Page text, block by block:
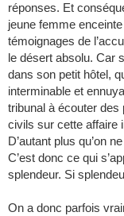
réponses. Et
jeune femme
témoignages de
le désert absolu. Car
dans son petit hôtel,
interminable et
tribunal à écouter des
civils sur cette affaire
D’autant plus qu’on
C’est donc ce qui
splendeur. Si
On a donc parfois